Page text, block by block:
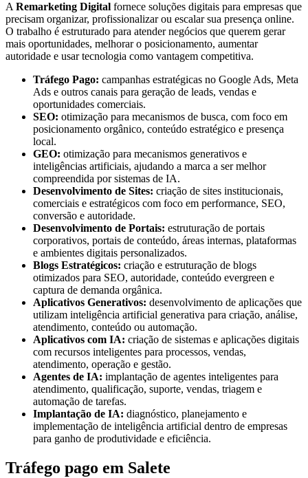
A Remarketing Digital fornece soluções digitais para empresas que
precisam organizar, profissionalizar ou escalar sua presença online.
O trabalho é estruturado para atender negócios que querem gerar
mais oportunidades, melhorar o posicionamento, aumentar
autoridade e usar tecnologia como vantagem competitiva.
Tráfego Pago: campanhas estratégicas no Google Ads, Meta
Ads e outros canais para geração de leads, vendas e
oportunidades comerciais.
SEO: otimização para mecanismos de busca, com foco em
posicionamento orgânico, conteúdo estratégico e presença
local.
GEO: otimização para mecanismos generativos e
inteligências artificiais, ajudando a marca a ser melhor
compreendida por sistemas de IA.
Desenvolvimento de Sites: criação de sites institucionais,
comerciais e estratégicos com foco em performance, SEO,
conversão e autoridade.
Desenvolvimento de Portais: estruturação de portais
corporativos, portais de conteúdo, áreas internas, plataformas
e ambientes digitais personalizados.
Blogs Estratégicos: criação e estruturação de blogs
otimizados para SEO, autoridade, conteúdo evergreen e
captura de demanda orgânica.
Aplicativos Generativos: desenvolvimento de aplicações que
utilizam inteligência artificial generativa para criação, análise,
atendimento, conteúdo ou automação.
Aplicativos com IA: criação de sistemas e aplicações digitais
com recursos inteligentes para processos, vendas,
atendimento, operação e gestão.
Agentes de IA: implantação de agentes inteligentes para
atendimento, qualificação, suporte, vendas, triagem e
automação de tarefas.
Implantação de IA: diagnóstico, planejamento e
implementação de inteligência artificial dentro de empresas
para ganho de produtividade e eficiência.
Tráfego pago em Salete